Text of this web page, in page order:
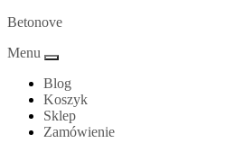
Skip
content
Betonove
Menu
Blog
Koszyk
Sklep
Zamówienie